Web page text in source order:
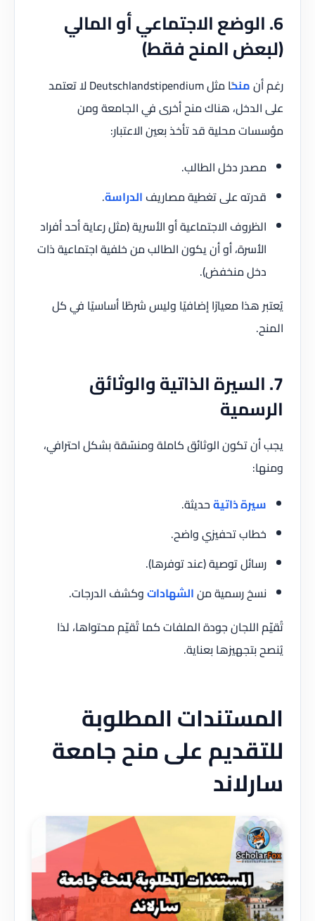
6. الوضع الاجتماعي أو المالي
(لبعض المنح فقط)
رغم أنمنح
ًا مثل Deutschlandstipendium لا تعتمد
على الدخل، هناك منح أخرى في الجامعة ومن
مؤسسات محلية قد تأخذ بعين الاعتبار:
مصدر دخل الطالب.
قدرته على تغطية مصاريفالدراسة.
الظروف الاجتماعية أو الأسرية (مثل رعاية أحد أفراد
الأسرة، أو أن يكون الطالب من خلفية اجتماعية ذات
دخل منخفض).
يُعتبر هذا معيارًا إضافيًا وليس شرطًا أساسيًا في كل
المنح.
7. السيرة الذاتية والوثائق
الرسمية
يجب أن تكون الوثائق كاملة ومنسّقة بشكل احترافي،
ومنها:
سيرة ذاتيةحديثة.
خطاب تحفيزي واضح.
رسائل توصية (عند توفرها).
نسخ رسمية منالشهاداتوكشف الدرجات.
تُقيّم اللجان جودة الملفات كما تُقيّم محتواها، لذا
يُنصح بتجهيزها بعناية.
المستندات المطلوبة
للتقديم على منح جامعة
سارلاند